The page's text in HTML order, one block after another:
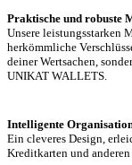
Praktische und robuste
Unsere leistungsstarken
herkömmliche
deiner Wertsachen,
UNIKAT WALLETS.
Intelligente
Ein cleveres Design,
Kreditkarten und